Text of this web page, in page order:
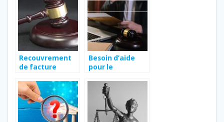
Recouvrement
de facture
comment
procéder à un
3ème rappel ?
Besoin d’aide
pour le
d’un avocat ?